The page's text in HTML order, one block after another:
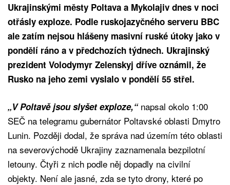
Ukrajinskými městy Poltava a Mykolajiv dnes v noci
otřásly exploze. Podle ruskojazyčného serveru BBC
ale zatím nejsou hlášeny masivní ruské útoky jako v
pondělí ráno a v předchozích týdnech. Ukrajinský
prezident Volodymyr Zelenskyj dříve oznámil, že
Rusko na jeho zemi vyslalo v pondělí 55 střel.
„V Poltavě jsou slyšet exploze,“napsal okolo 1:00
SEČ na telegramu gubernátor Poltavské oblasti Dmytro
Lunin. Později dodal, že správa nad územím této oblasti
na severovýchodě Ukrajiny zaznamenala bezpilotní
letouny. Čtyři z nich podle něj dopadly na civilní
objekty. Není ale jasné, zda se tyto drony, které po